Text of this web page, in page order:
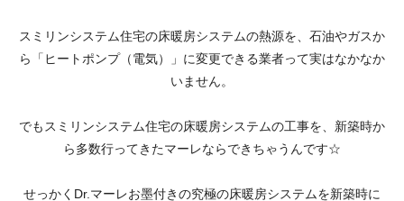
スミリンシステム住宅の床暖房システムの熱源を、石油やガスか
ら「ヒートポンプ（電気）」に変更できる業者って実はなかなか
いません。
でもスミリンシステム住宅の床暖房システムの工事を、新築時か
ら多数行ってきたマーレならできちゃうんです☆
せっかくDr.マーレお墨付きの究極の床暖房システムを新築時に